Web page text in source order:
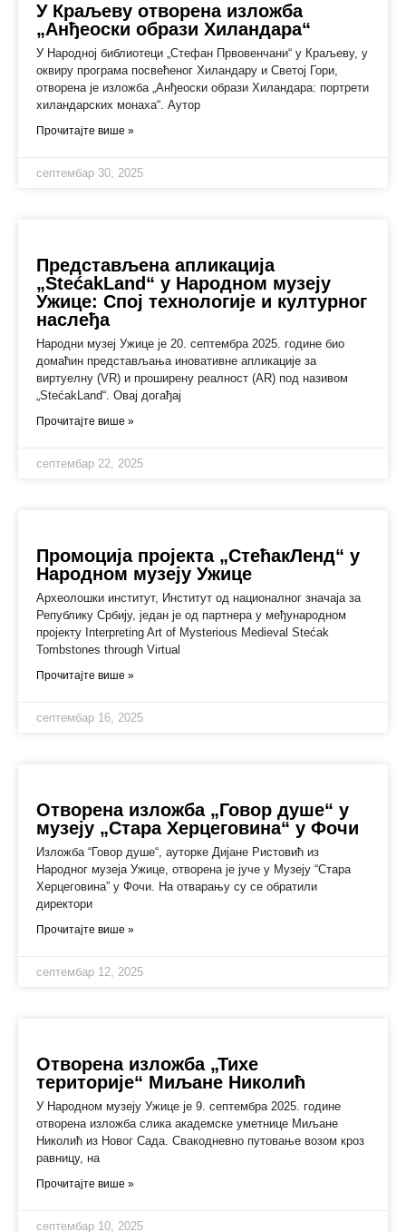
У Краљеву отворена изложба
„Анђеоски образи Хиландара“
У Народној библиотеци „Стефан Првовенчани“ у Краљеву, у
оквиру програма посвећеног Хиландару и Светој Гори,
отворена је изложба „Анђеоски образи Хиландара: портрети
хиландарских монаха“. Аутор
Прочитајте више »
септембар 30, 2025
Представљeнa апликацијa
„StećakLаnd“ у Народном музеју
Ужице: Спој технологије и културног
наслеђа
Народни музеј Ужице је 20. септембра 2025. године био
домаћин представљања иновативне апликације за
виртуелну (VR) и проширену реалност (AR) под називом
„StećakLаnd“. Овај догађај
Прочитајте више »
септембар 22, 2025
Промоција пројекта „СтећакЛeнд“ у
Народном музеју Ужице
Археолошки институт, Институт од националног значаја за
Републику Србију, један је од партнера у међународном
пројекту Interpreting Art of Mysterious Medieval Stećak
Tombstones through Virtual
Прочитајте више »
септембар 16, 2025
Oтворена изложба „Говор душе“ у
музеју „Стара Херцеговина“ у Фочи
Изложба “Говор душе“, ауторке Дијане Ристовић из
Народног музеја Ужице, отворена је јуче у Музеју “Стара
Херцеговина” у Фочи. На отварању су се обратили
директори
Прочитајте више »
септембар 12, 2025
Oтворена изложба „Тихе
територије“ Миљане Николић
У Народном музеју Ужице је 9. септембра 2025. године
отворена изложба слика академске уметнице Миљане
Николић из Новог Сада. Свакодневно путовање возом кроз
равницу, на
Прочитајте више »
септембар 10, 2025